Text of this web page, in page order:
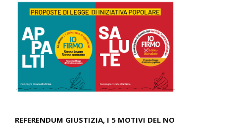
REFERENDUM GIUSTIZIA, I 5 MOTIVI DEL NO